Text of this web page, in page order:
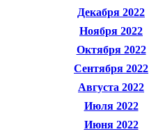
Декабря 2022
Ноября 2022
Октября 2022
Сентября 2022
Августа 2022
Июля 2022
Июня 2022